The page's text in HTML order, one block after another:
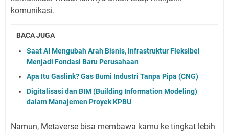
komunikasi.
BACA JUGA
Saat AI Mengubah Arah Bisnis, Infrastruktur Fleksibel
Menjadi Fondasi Baru Perusahaan
Apa Itu Gaslink? Gas Bumi Industri Tanpa Pipa (CNG)
Digitalisasi dan BIM (Building Information Modeling)
dalam Manajemen Proyek KPBU
Namun, Metaverse bisa membawa kamu ke tingkat lebih